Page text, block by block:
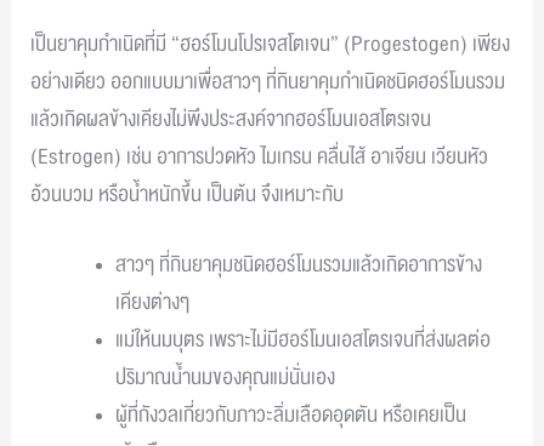
เป็นยาคุมกำเนิดที่มี “ฮอร์โมนโปรเจสโตเจน” (Progestogen) เพียง
อย่างเดียว ออกแบบมาเพื่อสาวๆ ที่กินยาคุมกำเนิดชนิดฮอร์โมนรวม
แล้วเกิดผลข้างเคียงไม่พึงประสงค์จากฮอร์โมนเอสโตรเจน
(Estrogen) เช่น อาการปวดหัว ไมเกรน คลื่นไส้ อาเจียน เวียนหัว
อ้วนบวม หรือน้ำหนักขึ้น เป็นต้น จึงเหมาะกับ
สาวๆ ที่กินยาคุมชนิดฮอร์โมนรวมแล้วเกิดอาการข้าง
เคียงต่างๆ
แม่ให้นมบุตร เพราะไม่มีฮอร์โมนเอสโตรเจนที่ส่งผลต่อ
ปริมาณน้ำนมของคุณแม่นั่นเอง
ผู้ที่กังวลเกี่ยวกับภาวะลิ่มเลือดอุดตัน หรือเคยเป็น